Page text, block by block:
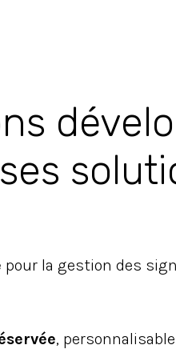
pour la gestion des
,